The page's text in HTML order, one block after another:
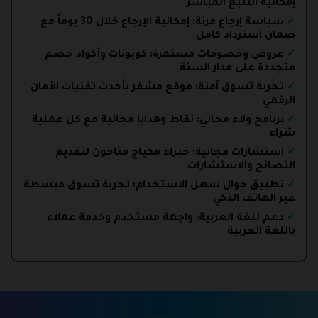
إمكانية التتبع المباشر
سياسة إرجاع مرنة
: إمكانية الإرجاع خلال 30 يوماً مع
ضمان استرداد كامل
عروض وخصومات مستمرة: كوبونات وأكواد خصم
متجددة على مدار السنة
تجربة تسوق آمنة: موقع مشفر بأحدث تقنيات الأمان
الرقمي
برنامج ولاء مجاني: نقاط وهدايا مجانية مع كل عملية
شراء
استشارات مجانية: خبراء مكياج متاحون لتقديم
النصائح والاستشارات
تطبيق جوال سهل الاستخدام: تجربة تسوق مبسطة
عبر الهاتف الذكي
دعم للغة العربية: واجهة مستخدم وخدمة عملاء
باللغة العربية